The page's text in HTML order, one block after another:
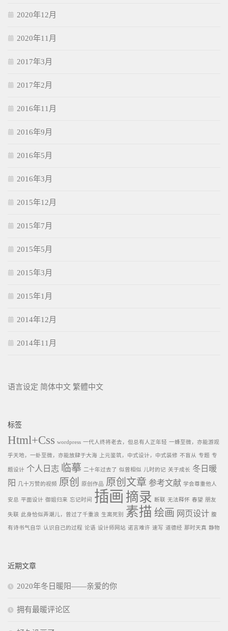
2020年12月
2020年11月
2017年3月
2017年2月
2016年11月
2016年9月
2016年5月
2016年3月
2015年12月
2015年7月
2015年5月
2015年3月
2015年1月
2014年12月
2014年11月
语言设定 简体中文 繁體中文
标签
Html+Css wordpress 一代人终将老去，但总有人正年轻 一蜂至微，亦能游观
乎天地，一虲至微，亦能放肆于大海 上元鉴筑，中式设计，中式装修 不盲从 专题 专
题设计 个人日志 临摹 二十年过去了 似曾相似 儿时的记 关于成长 冬日暖
阳
几十万赞的视频 原创 原创作品 原创文章 参考文献 学会尊重他人
安总 平面设计 御姐归来 忘记时间 插画 摘录 断联 无法释怀 春望 朋友
失联 此身恰似弄潮儿，曾过了千重浪 生离死别 素描 绘画 网页设计 腹
有诗书气自华 认识自己的过程 论语 设计师网站 诺言难许 速写 道德经 那时天真 静物
近期文章
2020年冬日暖阳——亲爱的你
拥有最暖评论区